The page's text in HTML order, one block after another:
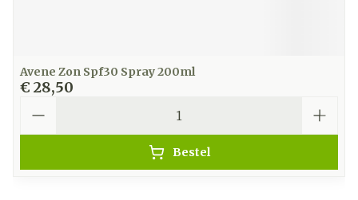
Avene Zon Spf30 Spray 200ml
€ 28,50
Bestel